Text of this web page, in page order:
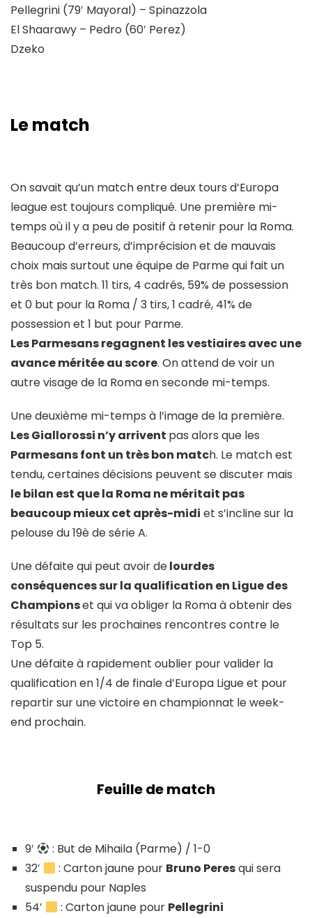
Pellegrini (79′ Mayoral) – Spinazzola
El Shaarawy – Pedro (60′ Perez)
Dzeko
Le match
On savait qu’un match entre deux tours d’Europa
league est toujours compliqué. Une première mi-
temps où il y a peu de positif à retenir pour la Roma.
Beaucoup d’erreurs, d’imprécision et de mauvais
choix mais surtout une équipe de Parme qui fait un
très bon match. 11 tirs, 4 cadrés, 59% de possession
et 0 but pour la Roma / 3 tirs, 1 cadré, 41% de
possession et 1 but pour Parme.
Les Parmesans regagnent les vestiaires avec une
avance méritée au score. On attend de voir un
autre visage de la Roma en seconde mi-temps.
Une deuxième mi-temps à l’image de la première.
Les Giallorossi n’y arrivent pas alors que les
Parmesans font un très bon match. Le match est
tendu, certaines décisions peuvent se discuter mais
le bilan est que la Roma ne méritait pas
beaucoup mieux cet après-midi et s’incline sur la
pelouse du 19è de série A.
Une défaite qui peut avoir delourdes
conséquences sur la qualification en Ligue des
Championset qui va obliger la Roma à obtenir des
résultats sur les prochaines rencontres contre le
Top 5.
Une défaite à rapidement oublier pour valider la
qualification en 1/4 de finale d’Europa Ligue et pour
repartir sur une victoire en championnat le week-
end prochain.
Feuille de match
9′
: But de Mihaila (Parme) / 1-0
32′
: Carton jaune pour Bruno Peresqui sera
suspendu pour Naples
54′
: Carton jaune pour Pellegrini